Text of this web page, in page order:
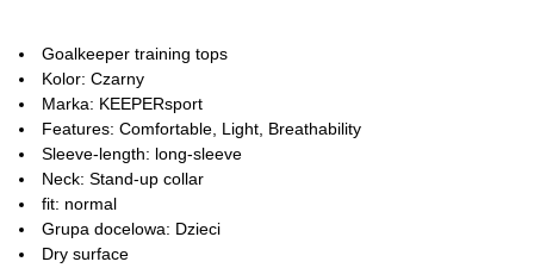
Goalkeeper training tops
Kolor: Czarny
Marka: KEEPERsport
Features: Comfortable, Light, Breathability
Sleeve-length: long-sleeve
Neck: Stand-up collar
fit: normal
Grupa docelowa: Dzieci
Dry surface